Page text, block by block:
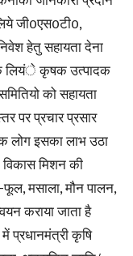
जी0एस0टी0,
हेतु सहायता देना
के लियंे कृषक उत्पादक
को सहायता
पर प्रचार प्रसार
इसका लाभ उठा
विकास मिशन की
मसाला, मौन पालन,
कराया जाता है
प्रधानमंत्री कृषि